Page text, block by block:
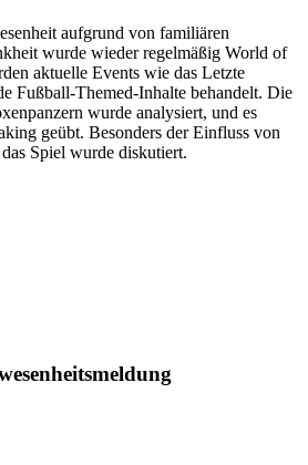
aufgrund von familiären
wurde wieder regelmäßig World of
aktuelle Events wie das Letzte
Fußball-Themed-Inhalte behandelt. Die
wurde analysiert, und es
geübt. Besonders der Einfluss von
Spiel wurde diskutiert.